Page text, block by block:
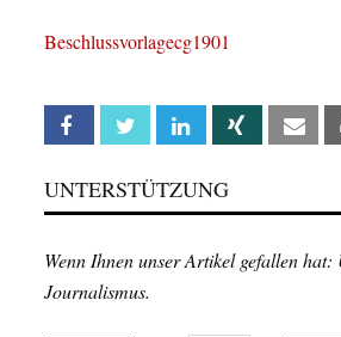
Beschlussvorlagecg1901
Facebook Twitter Linkedin Xing
UNTERSTÜTZUNG
Wenn Ihnen unser Artikel gefallen hat:
Journalismus.